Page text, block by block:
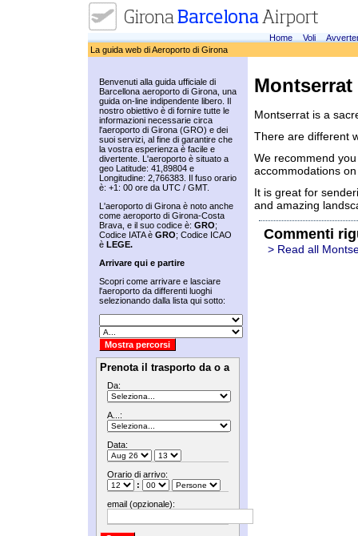
Home Voli
La guida web di Aeroporto di Girona
Benvenuti alla guida ufficiale di
Barcellona aeroporto di Girona, una
guida on-line indipendente libero. Il
nostro obiettivo è di fornire tutte le
informazioni necessarie circa
l'aeroporto di Girona (GRO) e dei
suoi servizi, al fine di garantire che
la vostra esperienza è facile e
divertente. L'aeroporto è situato a
geo Latitude: 41,89804 e
Longitudine: 2,766383. Il fuso orario
è: +1: 00 ore da UTC / GMT.
L'aeroporto di Girona è noto anche
come aeroporto di Girona-Costa
Brava, e il suo codice è: GRO;
Codice IATA è GRO; Codice ICAO
è LEGE.
Arrivare qui e partire
Scopri come arrivare e lasciare
l'aeroporto da differenti luoghi
selezionando dalla lista qui sotto:
Prenota il trasporto da o a
Da:
A...:
Data:
Orario di arrivo:
:
email (opzionale):
Montserrat
Montserrat is a
There are different
We recommend
accommodations
It is great for
and amazing
Commenti
> Read all